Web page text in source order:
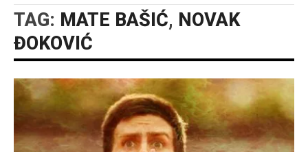
TAG: MATE BAŠIĆ, NOVAK
ĐOKOVIĆ